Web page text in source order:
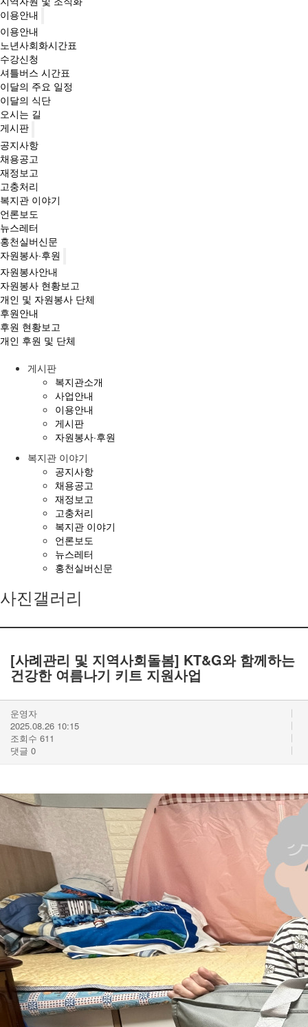
이용안내
이용안내
노년사회화시간표
수강신청
셔틀버스 시간표
이달의 주요 일정
이달의 식단
오시는 길
게시판
공지사항
채용공고
재정보고
고충처리
복지관 이야기
언론보도
뉴스레터
홍천실버신문
자원봉사·후원
자원봉사안내
자원봉사 현황보고
개인 및 자원봉사 단체
후원안내
후원 현황보고
개인 후원 및 단체
게시판
복지관소개
사업안내
이용안내
게시판
자원봉사·후원
복지관 이야기
공지사항
채용공고
재정보고
고충처리
복지관 이야기
언론보도
뉴스레터
홍천실버신문
사진갤러리
[사례관리 및 지역사회돌봄] KT&G와 함께하는
건강한 여름나기 키트 지원사업
운영자
2025.08.26 10:15
조회수 611
댓글 0